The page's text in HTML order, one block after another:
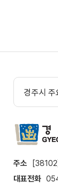
경주시 주
주소
대표전화